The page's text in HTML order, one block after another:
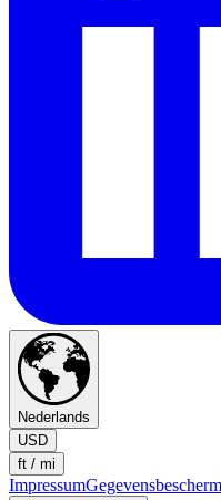
Nederlands
USD
ft / mi
Impressum